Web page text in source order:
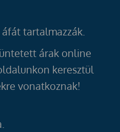
tartalmazzák.
árak online
keresztül
vonatkoznak!